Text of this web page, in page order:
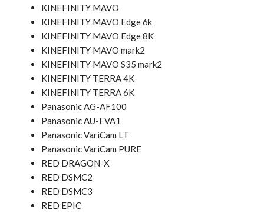
KINEFINITY MAVO
KINEFINITY MAVO Edge 6k
KINEFINITY MAVO Edge 8K
KINEFINITY MAVO mark2
KINEFINITY MAVO S35 mark2
KINEFINITY TERRA 4K
KINEFINITY TERRA 6K
Panasonic AG-AF100
Panasonic AU-EVA1
Panasonic VariCam LT
Panasonic VariCam PURE
RED DRAGON-X
RED DSMC2
RED DSMC3
RED EPIC